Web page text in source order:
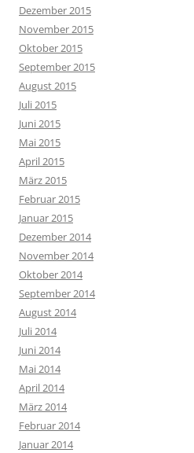
Dezember 2015
November 2015
Oktober 2015
September 2015
August 2015
Juli 2015
Juni 2015
Mai 2015
April 2015
März 2015
Februar 2015
Januar 2015
Dezember 2014
November 2014
Oktober 2014
September 2014
August 2014
Juli 2014
Juni 2014
Mai 2014
April 2014
März 2014
Februar 2014
Januar 2014